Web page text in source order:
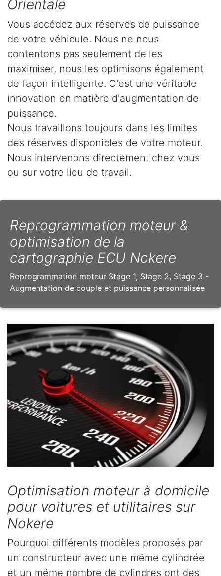
Orientale
Vous accédez aux réserves de puissance
de votre véhicule. Nous ne nous
contentons pas seulement de les
maximiser, nous les optimisons également
de façon intelligente. C'est une véritable
innovation en matière d'augmentation de
puissance.
Nous travaillons toujours dans les limites
des réserves disponibles de votre moteur.
Nous intervenons directement chez vous
ou sur votre lieu de travail.
Reprogrammation moteur &
optimisation de la
cartographie ECU Nokere
Reprogrammation moteur Stage 1, Stage 2, Stage 3 -
Augmentation de couple et puissance personnalisée
Optimisation moteur à domicile
pour voitures et utilitaires sur
Nokere
Pourquoi différents modèles proposés par
un constructeur avec une même cylindrée
et un même nombre de cylindres ont des